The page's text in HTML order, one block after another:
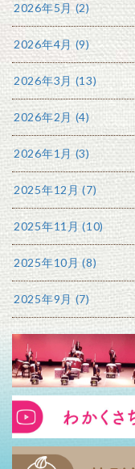
2026年5月 (2)
2026年4月 (9)
2026年3月 (13)
2026年2月 (4)
2026年1月 (3)
2025年12月 (7)
2025年11月 (10)
2025年10月 (8)
2025年9月 (7)